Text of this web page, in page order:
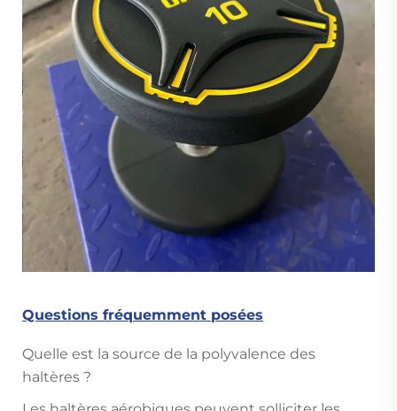
Questions fréquemment posées
Quelle est la source de la polyvalence des
haltères ?